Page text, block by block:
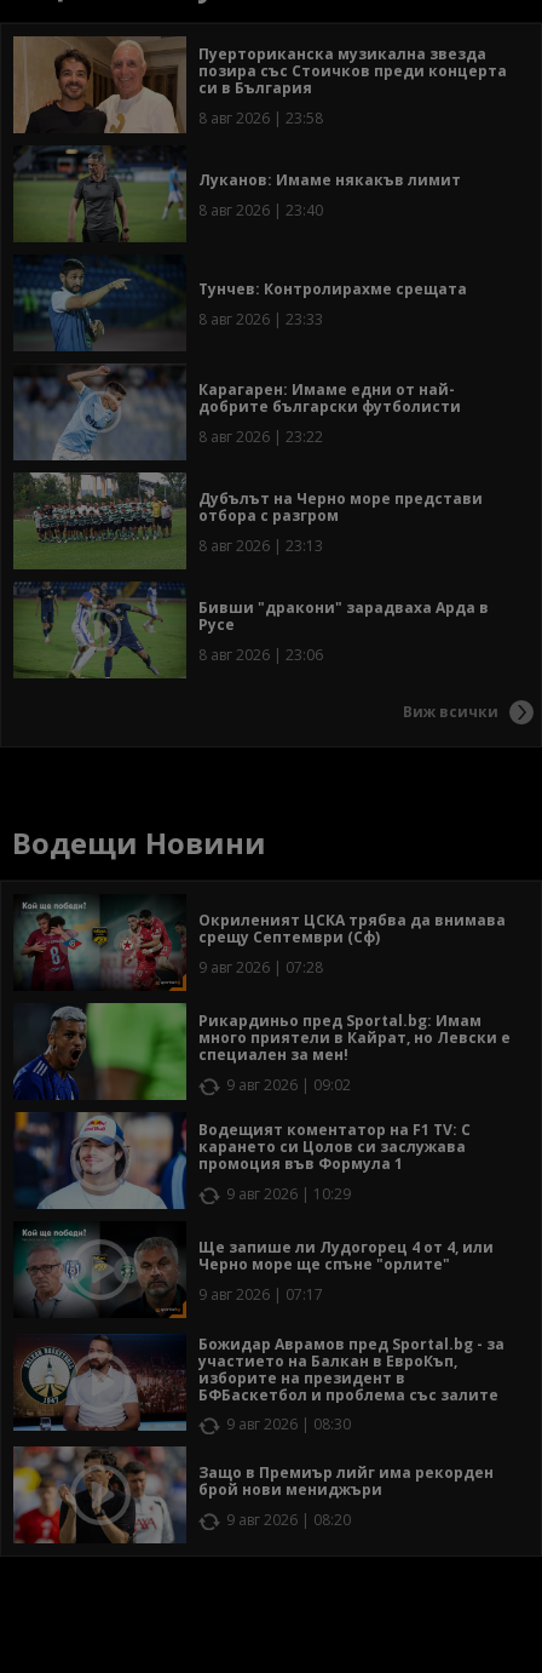
Пуерториканска музикална звезда
позира със Стоичков преди концерта
си в България
8 авг 2026 | 23:58
Луканов: Имаме някакъв лимит
8 авг 2026 | 23:40
Тунчев: Контролирахме срещата
8 авг 2026 | 23:33
Карагарен: Имаме едни от най-
добрите български футболисти
8 авг 2026 | 23:22
Дубълът на Черно море представи
отбора с разгром
8 авг 2026 | 23:13
Бивши "дракони" зарадваха Арда в
Русе
8 авг 2026 | 23:06
Виж всички
Водещи Новини
Окриленият ЦСКА трябва да внимава
срещу Септември (Сф)
9 авг 2026 | 07:28
Рикардиньо пред Sportal.bg: Имам
много приятели в Кайрат, но Левски е
специален за мен!
9 авг 2026 | 09:02
Водещият коментатор на F1 TV: С
карането си Цолов си заслужава
промоция във Формула 1
9 авг 2026 | 10:29
Ще запише ли Лудогорец 4 от 4, или
Черно море ще спъне "орлите"
9 авг 2026 | 07:17
Божидар Аврамов пред Sportal.bg - за
участието на Балкан в ЕвроКъп,
изборите на президент в
БФБаскетбол и проблема със залите
9 авг 2026 | 08:30
Защо в Премиър лийг има рекорден
брой нови мениджъри
9 авг 2026 | 08:20